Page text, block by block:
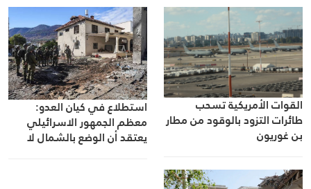
القوات الأمريكية تسحب
طائرات التزود بالوقود من مطار
بن غوريون
استطلاع في كيان العدو:
معظم الجمهور الاسرائيلي
يعتقد أن الوضع بالشمال لا